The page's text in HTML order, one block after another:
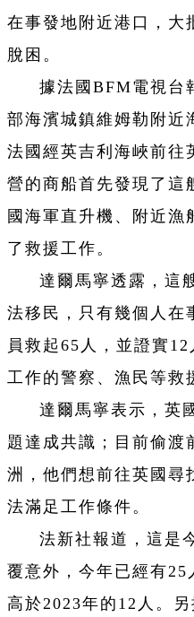
在事發地附近港口，大
脫困。
據法國BFM電視台
部海濱城鎮維姆勒附近
法國經英吉利海峽前往
營的商船首先發現了這
國海軍直升機、附近漁
了救援工作。
達爾馬寧透露，這
法移民，只有幾個人在
員救起65人，並證實
工作的警察、漁民等救
達爾馬寧表示，英
題達成共識；目前偷渡
洲，他們想前往英國尋
法滿足工作條件。
法新社報道，這是
覆意外，今年已經有25
高於2023年的12人。